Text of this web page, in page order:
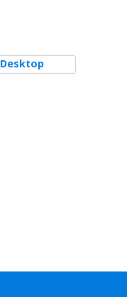
Desktop